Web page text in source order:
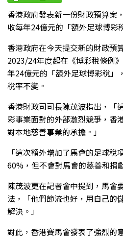
香港政府發表新一份財政預算案
收每年24億元的「額外足球博彩
香港政府在今天提交新的財政預
2023/24年度起在《博彩稅條例
年24億元的「額外足球博彩稅」
稅率不變。
香港財政司司長陳茂波指出，「
彩事業面對的外部激烈競爭，香
對本地慈善事業的承擔。」
「這次額外增加了馬會的足球
60%，但不會對馬會的慈善和捐
陳茂波更在記者會中提到，馬會
法，「他們節流也好，用自己的
解決。」
對此，香港賽馬會發表了強烈的